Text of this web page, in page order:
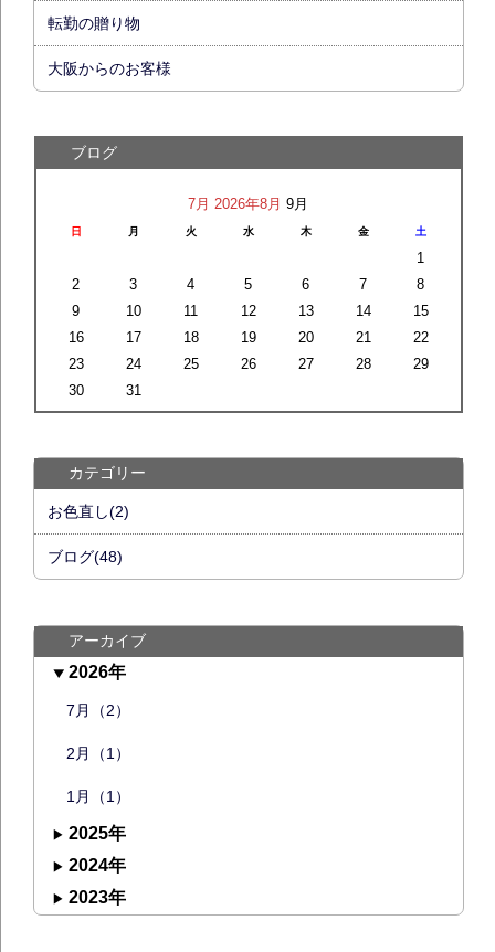
転勤の贈り物
大阪からのお客様
ブログ
7月 2026年8月 9月
日 月 火 水 木 金 土
1
2
3 4 5 6 7
8
9
10 11 12 13 14
15
16
17 18 19 20 21
22
23
24 25 26 27 28
29
30
31
カテゴリー
お色直し(2)
ブログ(48)
アーカイブ
2026年
7月（2）
2月（1）
1月（1）
2025年
2024年
2023年